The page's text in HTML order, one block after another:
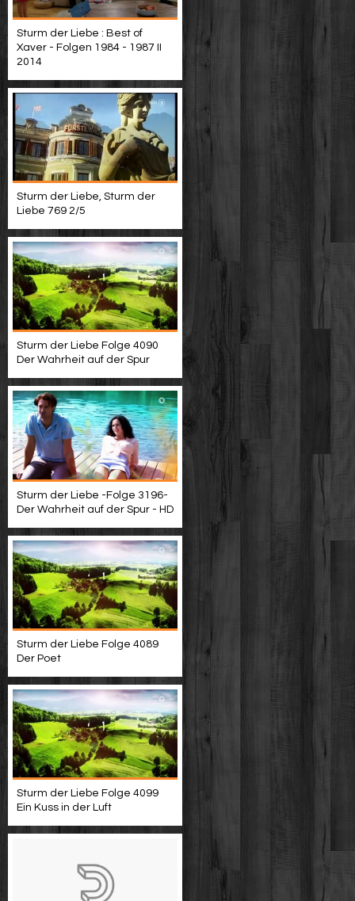
Sturm der Liebe : Best of
Xaver - Folgen 1984 - 1987 II
2014
Sturm der Liebe, Sturm der
Liebe 769 2/5
Sturm der Liebe Folge 4090
Der Wahrheit auf der Spur
Sturm der Liebe -Folge 3196-
Der Wahrheit auf der Spur - HD
Sturm der Liebe Folge 4089
Der Poet
Sturm der Liebe Folge 4099
Ein Kuss in der Luft